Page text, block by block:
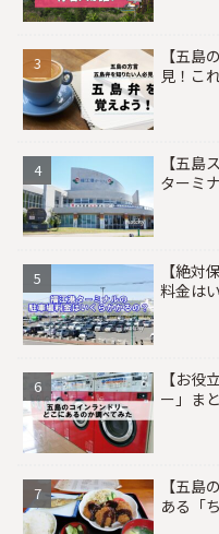
【五島
見！こ
【五島
ターミ
【絶対
料金は
【お役
ー」ま
【五島
ある「